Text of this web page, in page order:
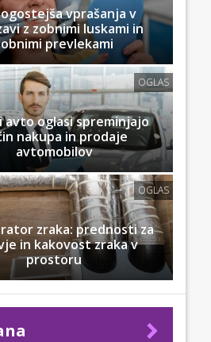
vprašanja v
z zobnimi luskami in
prevlekami
OGLAS
avto oglasi spreminjajo
nakupa in prodaje
avtomobilov
OGLAS
zraka: prednosti za
in kakovost zraka v
prostoru